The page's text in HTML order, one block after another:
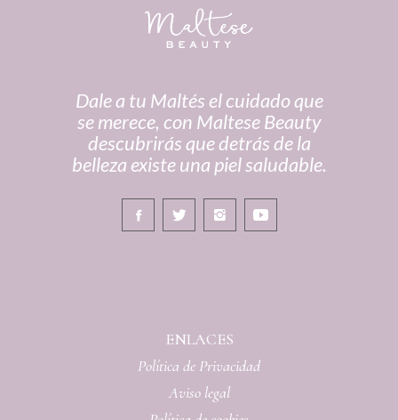
Dale a tu Maltés el cuidado que
se merece, con Maltese Beauty
descubrirás que detrás de la
belleza existe una piel saludable.
ENLACES
Política de Privacidad
Aviso legal